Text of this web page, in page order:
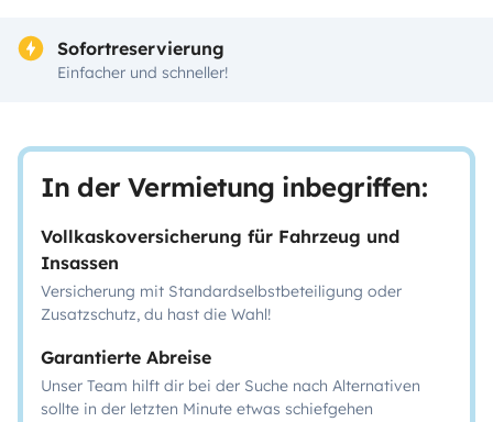
Sofortreservierung
Einfacher und schneller!
In der Vermietung inbegriffen:
Vollkaskoversicherung für Fahrzeug und
Insassen
Versicherung mit Standardselbstbeteiligung oder
Zusatzschutz, du hast die Wahl!
Garantierte Abreise
Unser Team hilft dir bei der Suche nach Alternativen
sollte in der letzten Minute etwas schiefgehen